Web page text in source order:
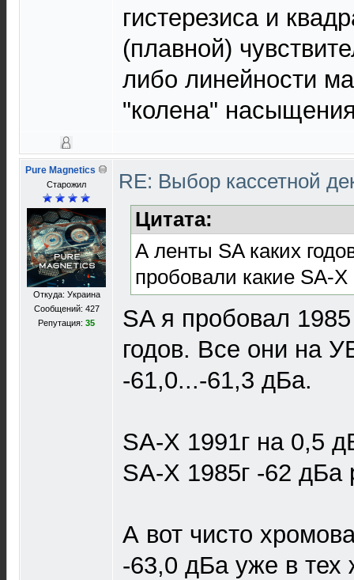
гистерезиса и
(плавной)
либо линейности
"колена"
Pure Magnetics
Старожил
Откуда: Украина
Сообщений: 427
Репутация: 35
RE: Выбор кассетной
Цитата:
А ленты SA каких
пробовали какие SA-
SA я пробовал
годов. Все они на
-61,0...-61,3 дБа.
SA-X 1991г на 0,5
SA-X 1985г -62 дБа
А вот чисто
-63,0 дБа уже в тех